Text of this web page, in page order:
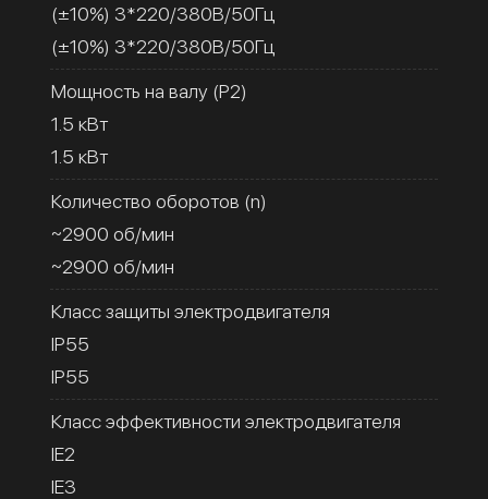
(±10%) 3*220/380В/50Гц
(±10%) 3*220/380В/50Гц
Мощность на валу (Р2)
1.5 кВт
1.5 кВт
Количество оборотов (n)
~2900 об/мин
~2900 об/мин
Класс защиты электродвигателя
IP55
IP55
Класс эффективности электродвигателя
IE2
IE3